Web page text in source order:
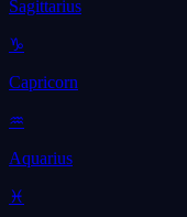
Sagittarius
♑
Capricorn
♒
Aquarius
♓